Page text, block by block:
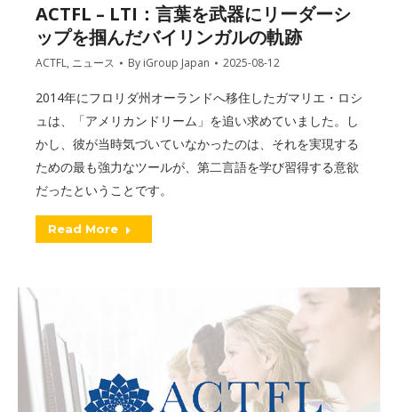
ACTFL – LTI：言葉を武器にリーダーシ
ップを掴んだバイリンガルの軌跡
ACTFL, ニュース By iGroup Japan 2025-08-12
2014年にフロリダ州オーランドへ移住したガマリエ・ロシ
ュは、「アメリカンドリーム」を追い求めていました。し
かし、彼が当時気づいていなかったのは、それを実現する
ための最も強力なツールが、第二言語を学び習得する意欲
だったということです。
Read More